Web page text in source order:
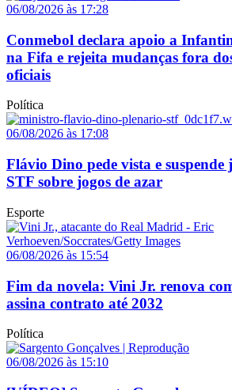
06/08/2026 às 17:28
Conmebol declara apoio a
na Fifa e rejeita mudanças fora
oficiais
Política
06/08/2026 às 17:08
Flávio Dino pede vista e suspende
STF sobre jogos de azar
Esporte
06/08/2026 às 15:54
Fim da novela: Vini Jr. renova
assina contrato até 2032
Política
06/08/2026 às 15:10